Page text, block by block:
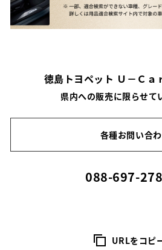
徳島トヨペット Ｕ－Ｃａ
県内への販売に限らせて
各種お問い合
088-697-
URLをコピ